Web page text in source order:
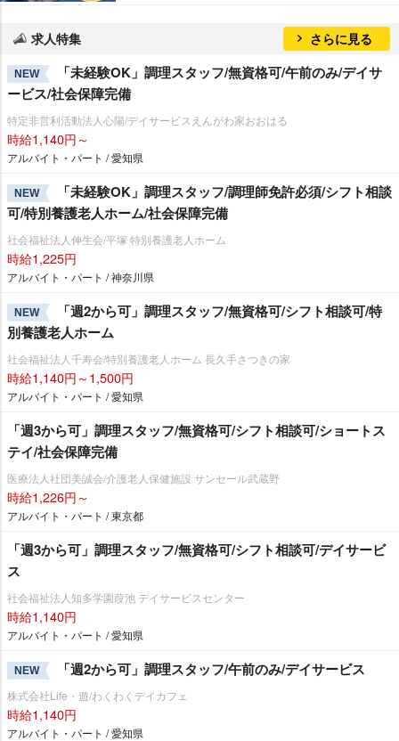
求人特集 さらに見る
NEW
「未経験OK」調理スタッフ/無資格可/午前のみ/デイサ
ービス/社会保障完備
特定非営利活動法人心陽/デイサービスえんがわ家おおはる
時給1,140円～
アルバイト・パート / 愛知県
NEW
「未経験OK」調理スタッフ/調理師免許必須/シフト相談
可/特別養護老人ホーム/社会保障完備
社会福祉法人伸生会/平塚 特別養護老人ホーム
時給1,225円
アルバイト・パート / 神奈川県
NEW
「週2から可」調理スタッフ/無資格可/シフト相談可/特
別養護老人ホーム
社会福祉法人千寿会/特別養護老人ホーム 長久手さつきの家
時給1,140円～1,500円
アルバイト・パート / 愛知県
「週3から可」調理スタッフ/無資格可/シフト相談可/ショートス
テイ/社会保障完備
医療法人社団美誠会/介護老人保健施設 サンセール武蔵野
時給1,226円～
アルバイト・パート / 東京都
「週3から可」調理スタッフ/無資格可/シフト相談可/デイサービ
ス
社会福祉法人知多学園葭池 デイサービスセンター
時給1,140円
アルバイト・パート / 愛知県
NEW 「週2から可」調理スタッフ/午前のみ/デイサービス
株式会社Life・遊/わくわくデイカフェ
時給1,140円
アルバイト・パート / 愛知県